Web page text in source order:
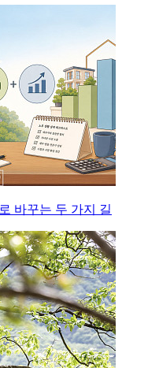
바꾸는 두 가지 길